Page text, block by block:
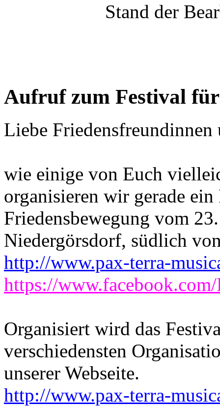
Stand der
Aufruf zum Festival
Liebe Friedensfreundinnen
wie einige von Euch
organisieren wir gerade
Friedensbewegung vom
Niedergörsdorf, südlich
http://www.pax-terra-
https://
Organisiert wird das
verschiedensten
unserer Webseite.
http://www.pax-terra-